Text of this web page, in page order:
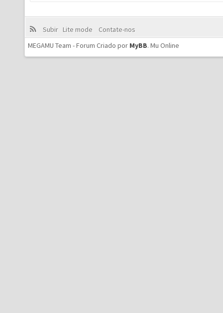
Subir Lite mode
Contate-nos
MEGAMU Team - Forum Criado por MyBB. Mu Online